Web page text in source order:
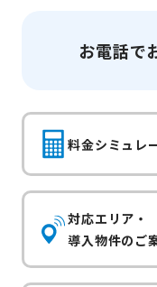
お電話で
料金シミュレ
対応エリア・
導入物件のご